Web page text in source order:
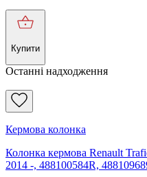
Купити
Останні надходження
Кермова колонка
Колонка кермова Renault
2014 -, 488100584R,